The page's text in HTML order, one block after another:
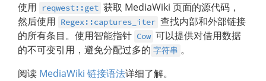
使用 reqwest::get 获取 MediaWiki 页面的源代码，
然后使用 Regex::captures_iter 查找内部和外部链接
的所有条目。使用智能指针 Cow 可以提供对借用数据
的不可变引用，避免分配过多的 字符串 。
阅读 MediaWiki 链接语法详细了解。